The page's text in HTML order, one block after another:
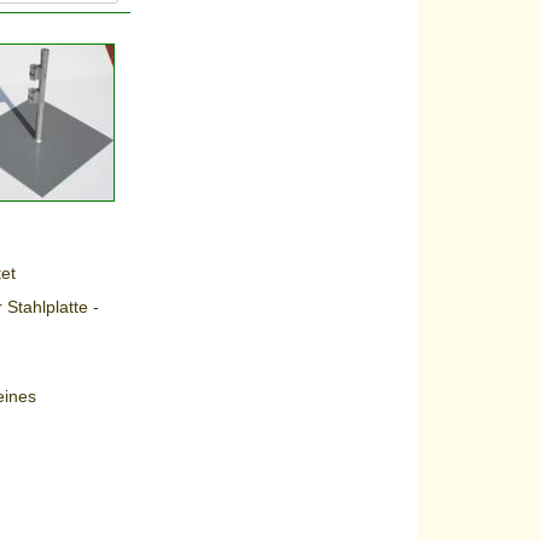
Stahlplatte -